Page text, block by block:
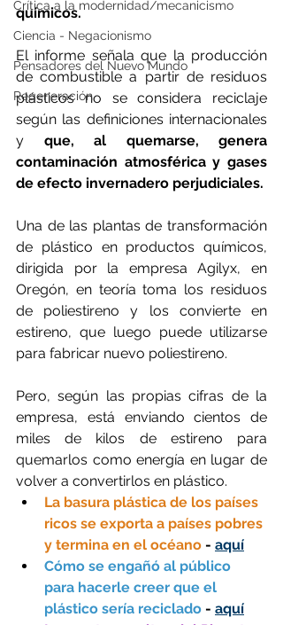
Crítica a la modernidad/mecanicismo
Ciencia - Negacionismo
Pensadores del Nuevo Mundo
Regeneración
químicos.
El informe señala que la producción
de combustible a partir de residuos
plásticos no se considera reciclaje
según las definiciones internacionales
y que, al quemarse, genera
contaminación atmosférica y gases
de efecto invernadero perjudiciales.
Una de las plantas de transformación
de plástico en productos químicos,
dirigida por la empresa Agilyx, en
Oregón, en teoría toma los residuos
de poliestireno y los convierte en
estireno, que luego puede utilizarse
para fabricar nuevo poliestireno.
Pero, según las propias cifras de la
empresa, está enviando cientos de
miles de kilos de estireno para
quemarlos como energía en lugar de
volver a convertirlos en plástico.
La basura plástica de los países
ricos se exporta a países pobres
y termina en el océano - aquí
Cómo se engañó al público
para hacerle creer que el
plástico sería reciclado - aquí